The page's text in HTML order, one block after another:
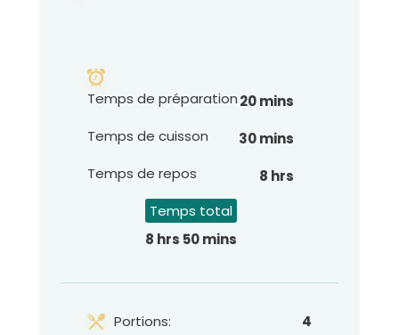
Temps de préparation20 mins
Temps de cuisson
30 mins
Temps de repos
8 hrs
Temps total
8 hrs 50 mins
Portions: 4